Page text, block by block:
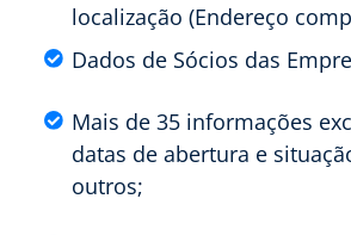
localização (Endereço
Dados de Sócios das
Mais de 35 informações
datas de abertura e
outros;